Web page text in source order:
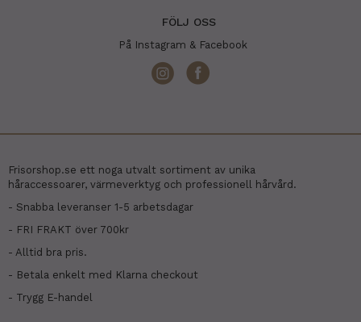
FÖLJ OSS
På Instagram & Facebook
Frisorshop.se ett noga utvalt sortiment av unika
håraccessoarer, värmeverktyg och professionell hårvård.
- Snabba leveranser 1-5 arbetsdagar
- FRI FRAKT över 700kr
- Alltid bra pris.
- Betala enkelt med Klarna checkout
- Trygg E-handel